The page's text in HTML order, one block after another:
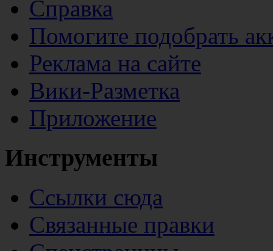
Справка
Помогите подобрать
Реклама на сайте
Вики-Разметка
Приложение
Инструменты
Ссылки сюда
Связанные правки